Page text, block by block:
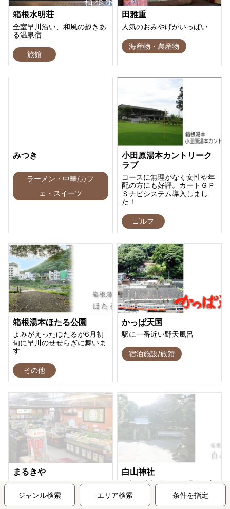
箱根水明荘
全室早川沿い、和風の趣きあ
る温泉宿
旅館
田雅重
人気のおみやげがいっぱい
海産物・農産物
みつき
ラーメン・中華/カフ
ェ・スイーツ
小田原湯本カントリーク
ラブ
コースに無理がなく女性や年
配の方にも好評。カートＧＰ
Ｓナビシステム導入しまし
た！
ゴルフ
箱根湯本ほたる公園
よみがえったほたるが6月初
旬に早川のせせらぎに舞いま
す
その他
かっぱ天国
駅に一番近い野天風呂
宿泊施設/旅館
まるきや
オリジナルのサバみりんは、
全て無添加。三温糖、みり
ん、醤油の絶妙な配合にて製
白山神社
箱根湯本旧道沿い、温泉の守
り神として親しまれている神
社です
ジャンル検索 エリア検索 条件を指定